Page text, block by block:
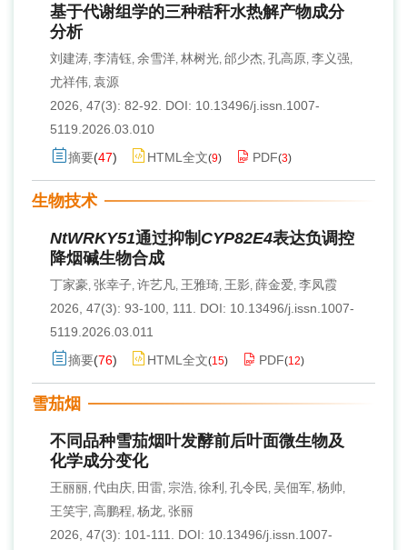
基于代谢组学的三种秸秆水热解产物成分
分析
刘建涛, 李清钰, 余雪洋, 林树光, 邰少杰, 孔高原, 李义强,
尤祥伟, 袁源
2026, 47(3): 82-92.
DOI: 10.13496/j.issn.1007-
5119.2026.03.010
摘要(47) HTML全文(9) PDF(3)
生物技术
NtWRKY51通过抑制 CYP82E4表达负调控
降烟碱生物合成
丁家豪, 张幸子, 许艺凡, 王雅琦, 王影, 薛金爱, 李凤霞
2026, 47(3): 93-100, 111.
DOI: 10.13496/j.issn.1007-
5119.2026.03.011
摘要(76) HTML全文(15) PDF(12)
雪茄烟
不同品种雪茄烟叶发酵前后叶面微生物及
化学成分变化
王丽丽, 代由庆, 田雷, 宗浩, 徐利 , 孔令民, 吴佃军, 杨帅,
王笑宇, 高鹏程, 杨龙, 张丽
2026, 47(3): 101-111.
DOI: 10.13496/j.issn.1007-